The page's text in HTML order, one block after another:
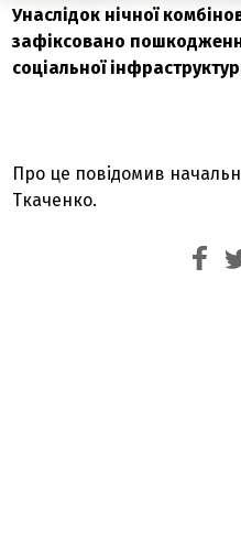
Унаслідок нічної
зафіксовано
соціальної
Про це повідомив
Ткаченко.